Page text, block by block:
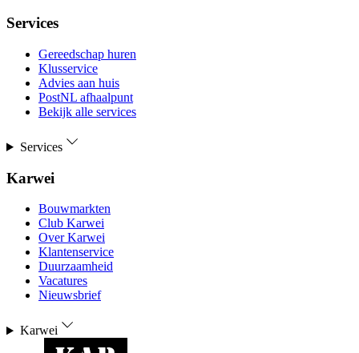
Services
Gereedschap huren
Klusservice
Advies aan huis
PostNL afhaalpunt
Bekijk alle services
Services
Karwei
Bouwmarkten
Club Karwei
Over Karwei
Klantenservice
Duurzaamheid
Vacatures
Nieuwsbrief
Karwei